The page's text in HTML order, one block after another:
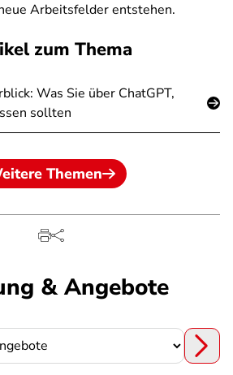
Arbeitsfelder entstehen.
zum Thema
Was Sie über ChatGPT,
sollten
Themen
& Angebote